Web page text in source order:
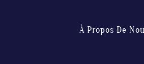
À Propos De